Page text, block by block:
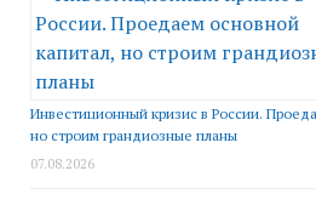
Инвестиционный кризис в России.
но строим грандиозные планы
07.08.2026